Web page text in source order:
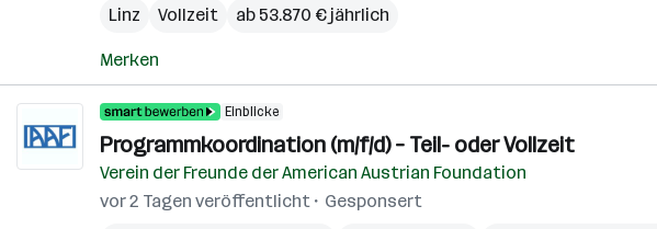
Linz
Vollzeit ab 53.870 € jährlich
Merken
Einblicke
Programmkoordination (m/f/d) – Teil- oder Vollzeit
Verein der Freunde der American Austrian Foundation
vor 2 Tagen veröffentlicht
Gesponsert